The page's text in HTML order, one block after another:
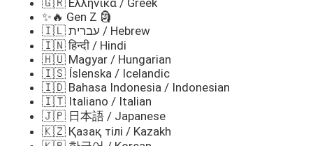
✨🔥 Gen Z 🗿
🇮🇱 עברית / Hebrew
🇮🇳 हिन्दी / Hindi
🇭🇺 Magyar / Hungarian
🇮🇸 Íslenska / Icelandic
🇮🇩 Bahasa Indonesia / Indonesian
🇮🇹 Italiano / Italian
🇯🇵 日本語 / Japanese
🇰🇿 Қазақ тілі / Kazakh